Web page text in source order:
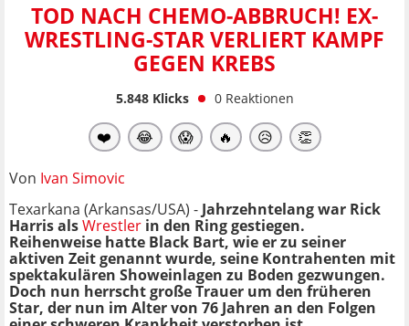
TOD NACH CHEMO-ABBRUCH! EX-
WRESTLING-STAR VERLIERT KAMPF
GEGEN KREBS
5.848Klicks 0 Reaktionen
❤️ 😂 😱 🔥 😥 👏
Von Ivan Simovic
Texarkana (Arkansas/USA) - Jahrzehntelang war Rick
Harris alsWrestler in den Ring gestiegen.
Reihenweise hatte Black Bart, wie er zu seiner
aktiven Zeit genannt wurde, seine Kontrahenten mit
spektakulären Showeinlagen zu Boden gezwungen.
Doch nun herrscht große Trauer um den früheren
Star, der nun im Alter von 76 Jahren an den Folgen